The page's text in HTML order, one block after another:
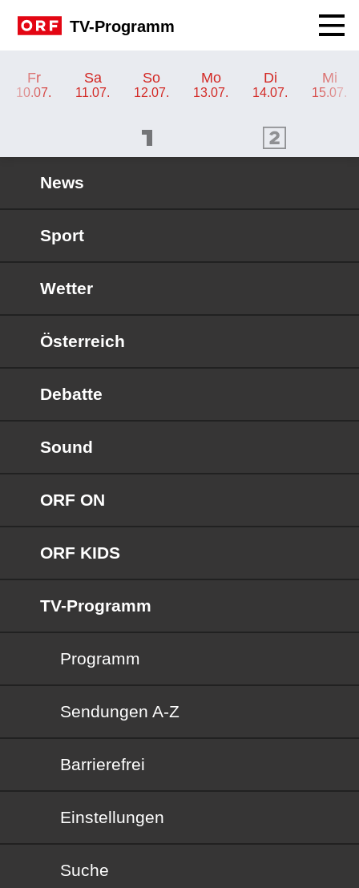
TV-Programm
Fr
10.07.
Sa
11.07.
So
12.07.
Mo
13.07.
Di
14.07.
Mi
15.07.
ORF 2 Programm
News
Sport
Wetter
Österreich
Debatte
Sound
ORF ON
ORF KIDS
TV-Programm
Programm
Sendungen von A bis Z
Sendungen A-Z
Barrierefrei
Barrierefrei
Einstellungen
Suche